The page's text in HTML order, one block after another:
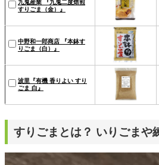
九鬼産業 『九鬼二度焙煎
すりごま（金）』
中野和一郎商店 『本鉢す
りごま（白）』
波里『有機 香りよい すり
ごま 白』
すりごまとは？ いりごまや